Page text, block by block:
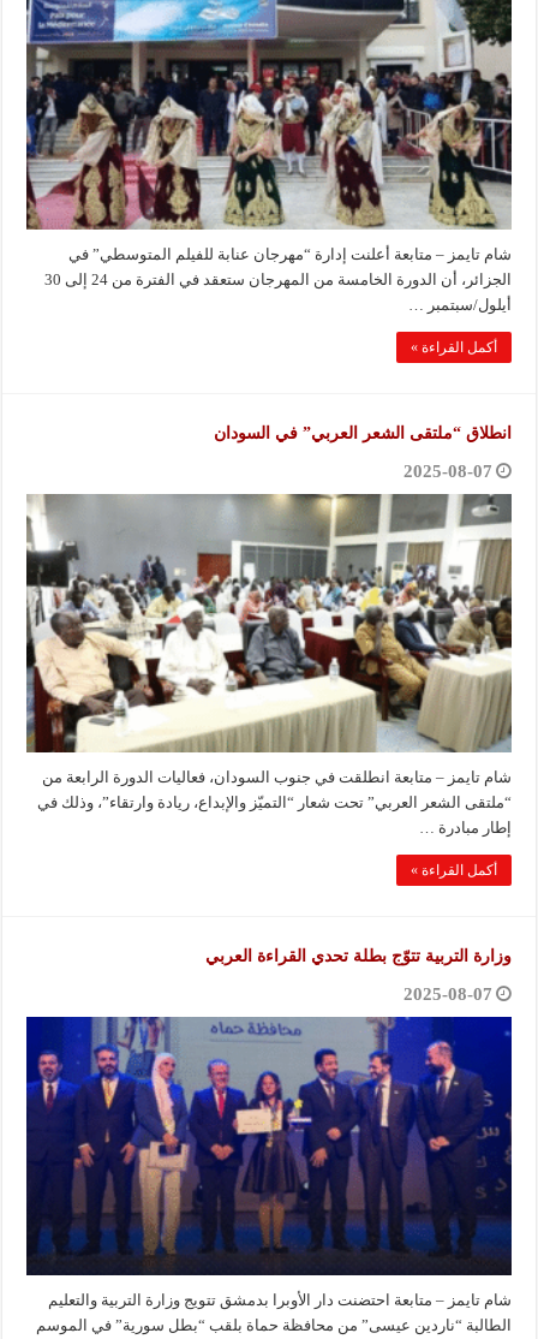
شام تايمز – متابعة أعلنت إدارة “مهرجان عنابة للفيلم المتوسطي” في
الجزائر، أن الدورة الخامسة من المهرجان ستعقد في الفترة من 24 إلى 30
أيلول/سبتمبر …
أكمل القراءة »
انطلاق “ملتقى الشعر العربي” في السودان
2025-08-07
شام تايمز – متابعة انطلقت في جنوب السودان، فعاليات الدورة الرابعة من
“ملتقى الشعر العربي” تحت شعار “التميّز والإبداع، ريادة وارتقاء”، وذلك في
إطار مبادرة …
أكمل القراءة »
وزارة التربية تتوّج بطلة تحدي القراءة العربي
2025-08-07
شام تايمز – متابعة احتضنت دار الأوبرا بدمشق تتويج وزارة التربية والتعليم
الطالبة “ناردين عيسى” من محافظة حماة بلقب “بطل سورية” في الموسم